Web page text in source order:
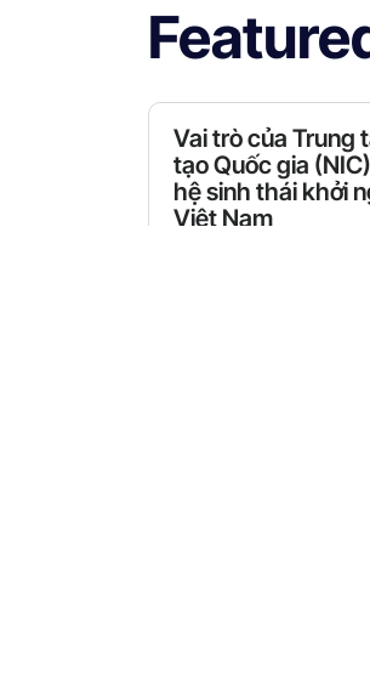
Vai trò của Trung
tạo Quốc gia
hệ sinh thái khởi
Việt Nam